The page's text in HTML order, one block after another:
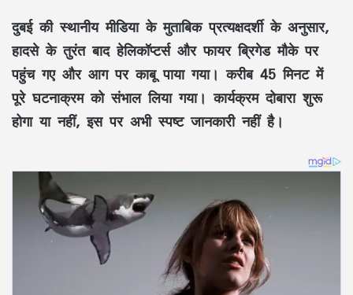
दुबई की स्थानीय मीडिया के मुताबिक प्रत्यक्षदर्शी के अनुसार,
हादसे के तुरंत बाद हेलिकॉप्टर्स और फायर ब्रिगेड मौके पर
पहुंच गए और आग पर काबू पाया गया। करीब 45 मिनट में
पूरे घटनाक्रम को संभाल लिया गया। कार्यक्रम दोबारा शुरू
होगा या नहीं, इस पर अभी स्पष्ट जानकारी नहीं है।